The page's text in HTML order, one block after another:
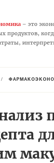
– это
продуктов,
/